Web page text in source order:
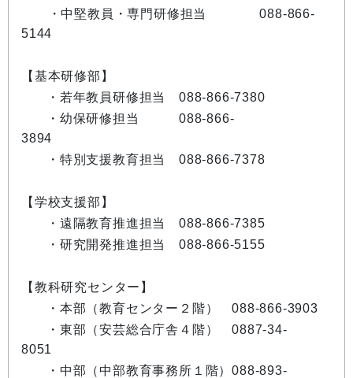
・中堅教員・専門研修担当 088-866-
5144
【基本研修部】
・若年教員研修担当 088-866-7380
・幼保研修担当 088-866-
3894
・特別支援教育担当 088-866-7378
【学校支援部】
・遠隔教育推進担当 088-866-7385
・研究開発推進担当 088-866-5155
【教科研究センター】
・本部（教育センター２階） 088-866-3903
・東部（安芸総合庁舎４階） 0887-34-
8051
・中部（中部教育事務所１階）088-893-